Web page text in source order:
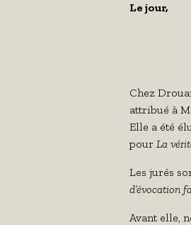
Le jour,
Chez
attribué à
Elle a été
pour La
Les jurés
d’évocation
Avant elle,